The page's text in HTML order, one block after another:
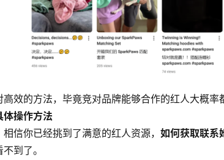
高效的方法，毕竟竞对品牌能够合作的红人大概
体操作方法
信你已经挑到了满意的红人资源， 如何获取联系
到了。